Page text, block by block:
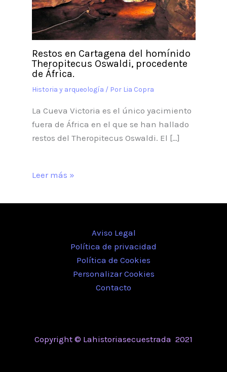
Restos en Cartagena del homínido
Theropitecus Oswaldi, procedente
de África.
Historia y arqueología / Por Lia Copra
La Cueva Victoria es el único yacimiento
fuera de África en el que se han hallado
restos del Theropitecus Oswaldi. El […]
Leer más »
Aviso Legal
Política de privacidad
Política de Cookies
Personalizar Cookies
Contacto
Copyright © Lahistoriasecuestrada 2021